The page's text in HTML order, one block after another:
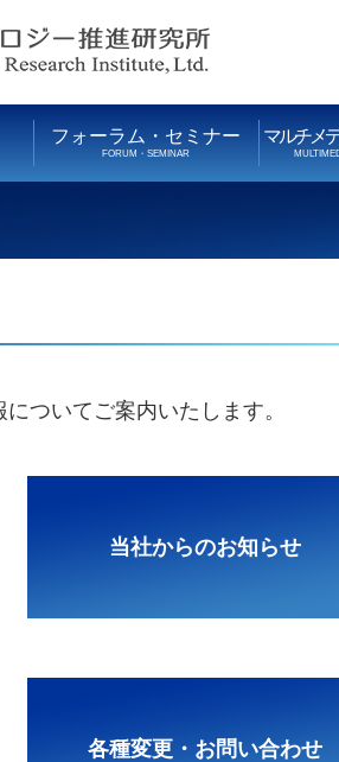
フォーラム・セミナー
FORUM・SEMINAR
マルチメ
ついてご案内いたします。
当社からのお知らせ
各種変更・お問い合わせ